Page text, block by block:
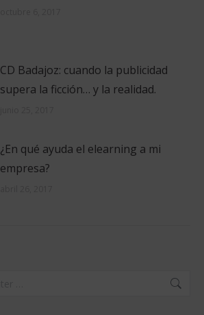
CD Badajoz: cuando la publicidad
supera la ficción… y la realidad.
¿En qué ayuda el elearning a mi
empresa?